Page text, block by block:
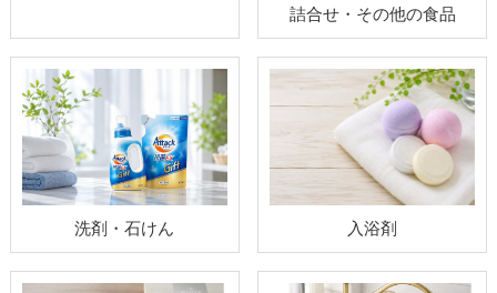
詰合せ・その他の食品
洗剤・石けん 入浴剤